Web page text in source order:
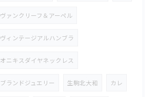
ヴァンクリーフ＆アーペル
ヴィンテージアルハンブラ
オニキスダイヤネックレス
ブランドジュエリー 生駒北大和 カレ